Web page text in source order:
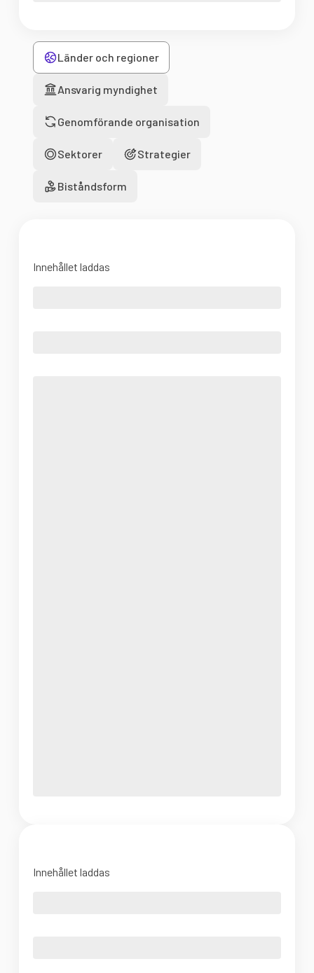
Länder och regioner
Ansvarig myndighet
Genomförande organisation
Sektorer Strategier
Biståndsform
Innehållet laddas
Innehållet laddas